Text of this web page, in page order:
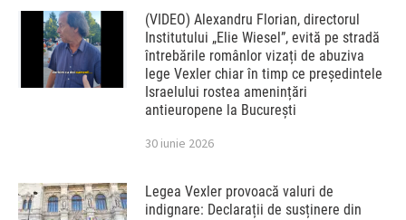
(VIDEO) Alexandru Florian, directorul
Institutului „Elie Wiesel”, evită pe stradă
întrebările românlor vizați de abuziva
lege Vexler chiar în timp ce președintele
Israelului rostea amenințări
antieuropene la București
30 iunie 2026
Legea Vexler provoacă valuri de
indignare: Declarații de susținere din